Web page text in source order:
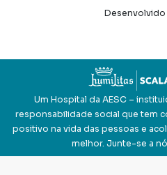
Axysweb
Um Hospital da AESC –
responsabilidade social que tem
positivo na vida das pessoas e
melhor. Junte-se a